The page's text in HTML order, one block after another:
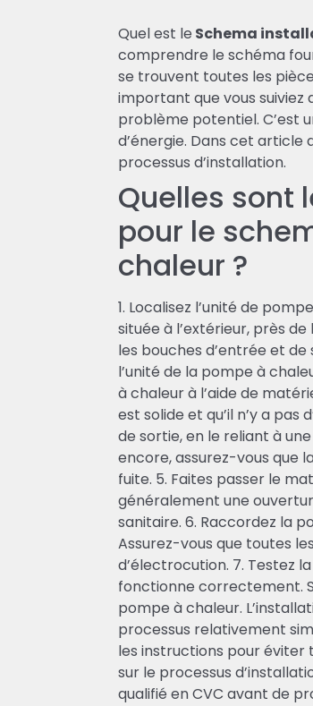
Quel est le Schema
comprendre le schéma
se trouvent toutes les
important que vous
problème potentiel. C’est
d’énergie. Dans cet article
processus d’installation.
Quelles sont
pour le
chaleur ?
1. Localisez l’unité de
située à l’extérieur, près
les bouches d’entrée et de
l’unité de la pompe à
à chaleur à l’aide de
est solide et qu’il n’y a pas
de sortie, en le reliant à
encore, assurez-vous que
fuite. 5. Faites passer le
généralement une
sanitaire. 6. Raccordez la
Assurez-vous que toutes
d’électrocution. 7. Testez
fonctionne correctement.
pompe à chaleur.
processus relativement
les instructions pour éviter
sur le processus
qualifié en CVC avant de